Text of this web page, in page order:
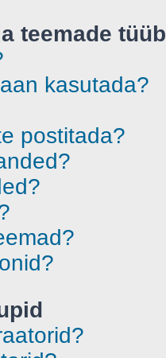
teemade
kasutada?
postitada?